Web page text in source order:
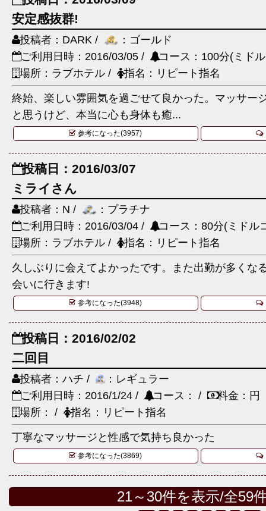
安定感抜群!
投稿者：DARK /
：ゴールド
ご利用日時：2016/03/05 /
コース：100分(ミド
場所：ラブホテル /
指名：リピート指名
終始、楽しい雰囲気を過ごせて良かった。マッサー
と思うけど、本当に心も身体も癒...
参考になった(3957)
投稿日：2016/03/07
ミライさん
投稿者：N /
：プラチナ
ご利用日時：2016/03/04 /
コース：80分(ミド
場所：ラブホテル /
指名：リピート指名
久しぶりに会えてよかったです。また出勤が多くな
会いに行きます!
参考になった(3948)
投稿日：2016/02/02
二回目
投稿者：ハチ /
：レギュラー
ご利用日時：2016/1/24 /
コース： /
料金：円
場所： /
指名：リピート指名
丁寧なマッサージと性感で気持ち良かった
参考になった(3869)
21～30件を表示/全59